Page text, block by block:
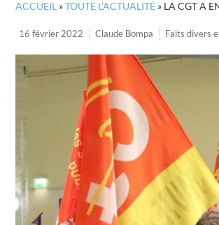
ACCUEIL »TOUTE L’ACTUALITÉ » LA CGT A
16 février 2022 Claude Bompa Faits divers